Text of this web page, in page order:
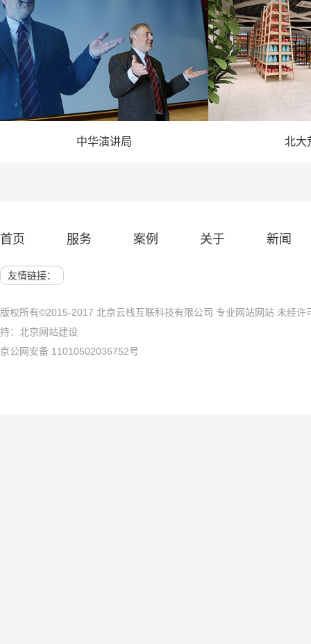
网站建设 展示网站
中华演讲局 北大
首页 服务 案例 关于 新闻
友情链接：
版权所有©2015-2017 北京云栈互联科技有限公司 专业网站网站 未经许
持： 北京网站建设
京公网安备 11010502036752号